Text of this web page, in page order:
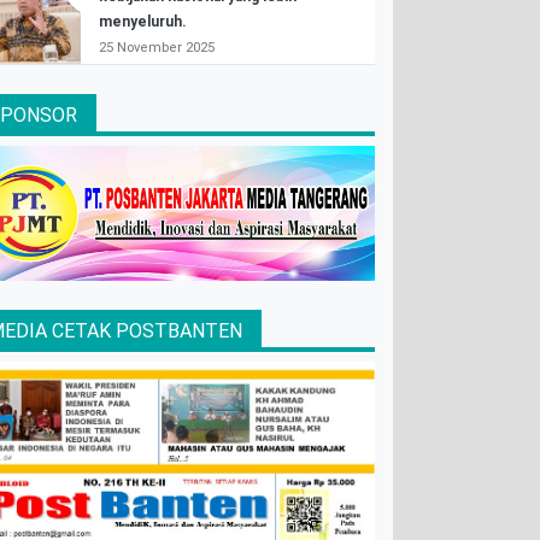
menyeluruh.
25 November 2025
CETAK POSTBANTEN